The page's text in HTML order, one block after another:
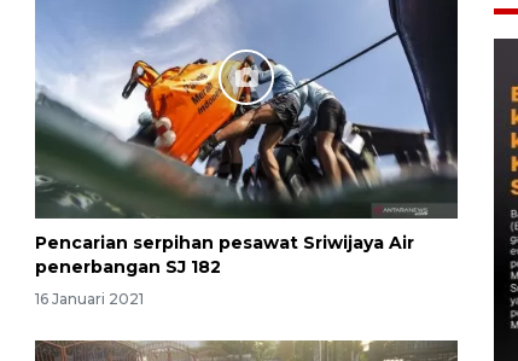
Pencarian serpihan pesawat Sriwijaya Air
penerbangan SJ 182
16 Januari 2021